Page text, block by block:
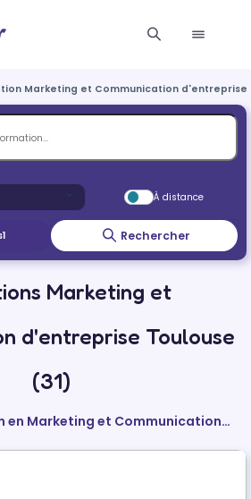
Marketing et Communication d'entreprise
À distance
1 Rechercher
Marketing et
d'entreprise Toulouse
(31)
en Marketing et Communication